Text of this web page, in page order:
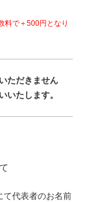
料で＋500円 となり
ただきません
いたします。
て代表者のお名前